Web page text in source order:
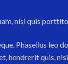
nisi quis
Phasellus leo
hendrerit quis,